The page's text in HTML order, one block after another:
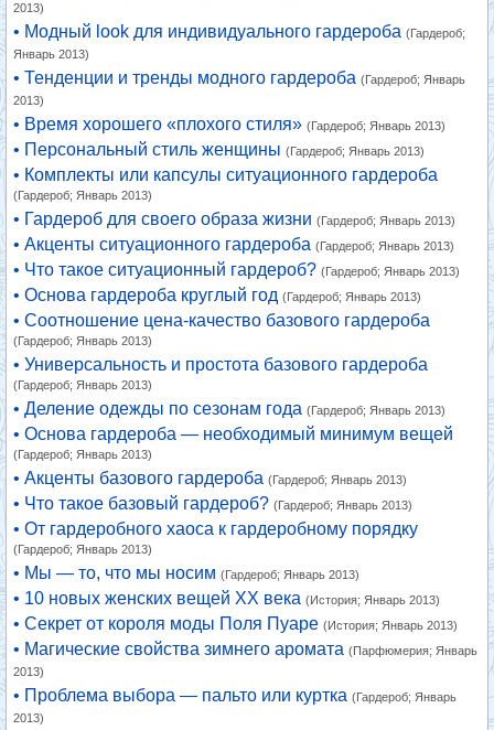
2013)
• Модный look для индивидуального гардероба (Гардероб;
Январь 2013)
• Тенденции и тренды модного гардероба (Гардероб; Январь
2013)
• Время хорошего «плохого стиля» (Гардероб; Январь 2013)
• Персональный стиль женщины (Гардероб; Январь 2013)
• Комплекты или капсулы ситуационного гардероба
(Гардероб; Январь 2013)
• Гардероб для своего образа жизни (Гардероб; Январь 2013)
• Акценты ситуационного гардероба (Гардероб; Январь 2013)
• Что такое ситуационный гардероб? (Гардероб; Январь 2013)
• Основа гардероба круглый год (Гардероб; Январь 2013)
• Соотношение цена-качество базового гардероба
(Гардероб; Январь 2013)
• Универсальность и простота базового гардероба
(Гардероб; Январь 2013)
• Деление одежды по сезонам года (Гардероб; Январь 2013)
• Основа гардероба — необходимый минимум вещей
(Гардероб; Январь 2013)
• Акценты базового гардероба (Гардероб; Январь 2013)
• Что такое базовый гардероб? (Гардероб; Январь 2013)
• От гардеробного хаоса к гардеробному порядку
(Гардероб; Январь 2013)
• Мы — то, что мы носим (Гардероб; Январь 2013)
• 10 новых женских вещей XX века (История; Январь 2013)
• Секрет от короля моды Поля Пуаре (История; Январь 2013)
• Магические свойства зимнего аромата (Парфюмерия; Январь
2013)
• Проблема выбора — пальто или куртка (Гардероб; Январь
2013)